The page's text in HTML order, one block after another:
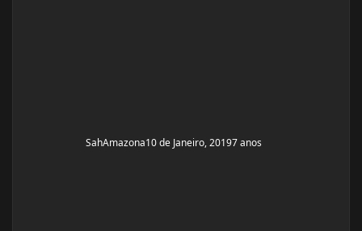
SahAmazona10 de Janeiro, 20197 anos